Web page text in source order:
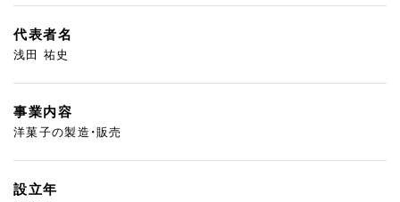
代表者名
浅田 祐史
事業内容
洋菓子の製造・販売
設立年